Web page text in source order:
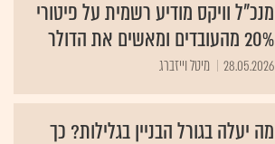
מנכ"ל וויקס מודיע רשמית על פיטורי
20% מהעובדים ומאשים את הדולר
28.05.2026 מיטל וייזברג
מה יעלה בגורל הבניין בגלילות? כך